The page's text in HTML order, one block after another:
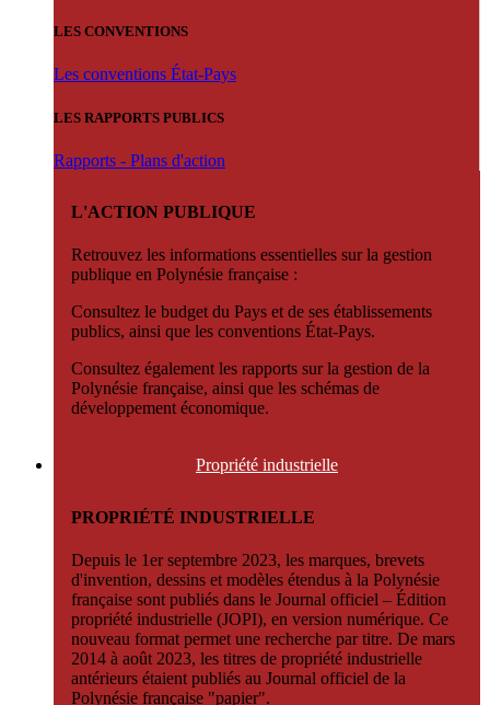
LES CONVENTIONS
Les conventions État-Pays
LES RAPPORTS PUBLICS
Rapports - Plans d'action
L'ACTION PUBLIQUE
Retrouvez les informations essentielles sur la gestion
publique en Polynésie française :
Consultez le budget du Pays et de ses établissements
publics, ainsi que les conventions État-Pays.
Consultez également les rapports sur la gestion de la
Polynésie française, ainsi que les schémas de
développement économique.
Propriété industrielle
PROPRIÉTÉ INDUSTRIELLE
Depuis le 1er septembre 2023, les marques, brevets
d'invention, dessins et modèles étendus à la Polynésie
française sont publiés dans le Journal officiel – Édition
propriété industrielle (JOPI), en version numérique. Ce
nouveau format permet une recherche par titre. De mars
2014 à août 2023, les titres de propriété industrielle
antérieurs étaient publiés au Journal officiel de la
Polynésie française "papier".